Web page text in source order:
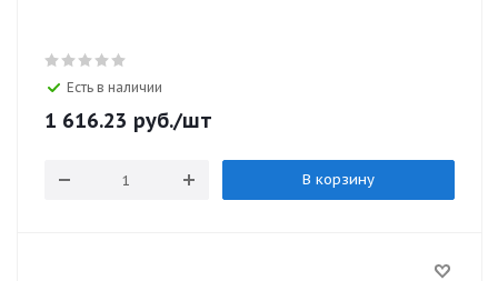
Есть в наличии
1 616.23 руб./шт
В корзину